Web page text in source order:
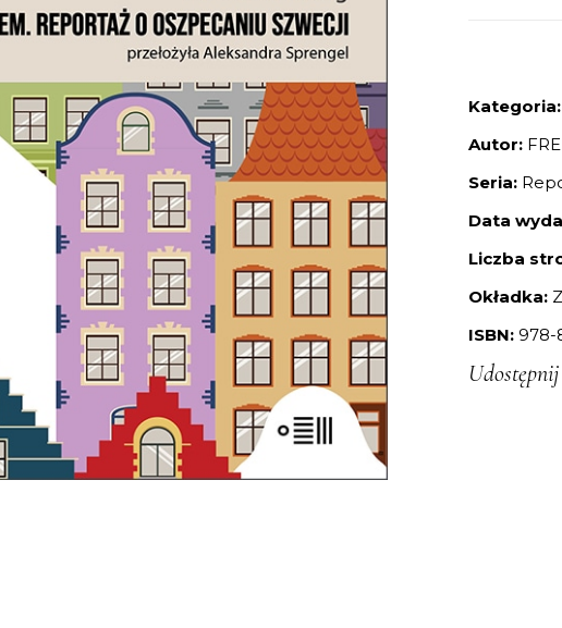
Kategoria:
Autor:
Seria:
Data
Liczba
Okładka:
ISBN: 978-
Udostępnij